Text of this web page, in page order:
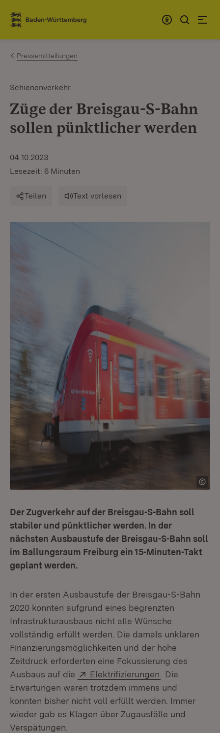
Zum Inhalt springen
Link zur Startseite
Pressemitteilungen
Schienenverkehr
Züge der Breisgau-S-Bahn
sollen pünktlicher werden
04.10.2023
Lesezeit: 6 Minuten
Teilen Text vorlesen
Der Zugverkehr auf der Breisgau-S-Bahn soll
stabiler und pünktlicher werden. In der
nächsten Ausbaustufe der Breisgau-S-Bahn soll
im Ballungsraum Freiburg ein 15-Minuten-Takt
geplant werden.
In der ersten Ausbaustufe der Breisgau-S-Bahn
2020 konnten aufgrund eines begrenzten
Infrastrukturausbaus nicht alle Wünsche
vollständig erfüllt werden. Die damals unklaren
Finanzierungsmöglichkeiten und der hohe
Zeitdruck erforderten eine Fokussierung des
Ausbaus auf die
Extern:
Elektrifizierungen (Öffnet in
. Die
Erwartungen waren trotzdem immens und
konnten bisher nicht voll erfüllt werden. Immer
wieder gab es Klagen über Zugausfälle und
Verspätungen.